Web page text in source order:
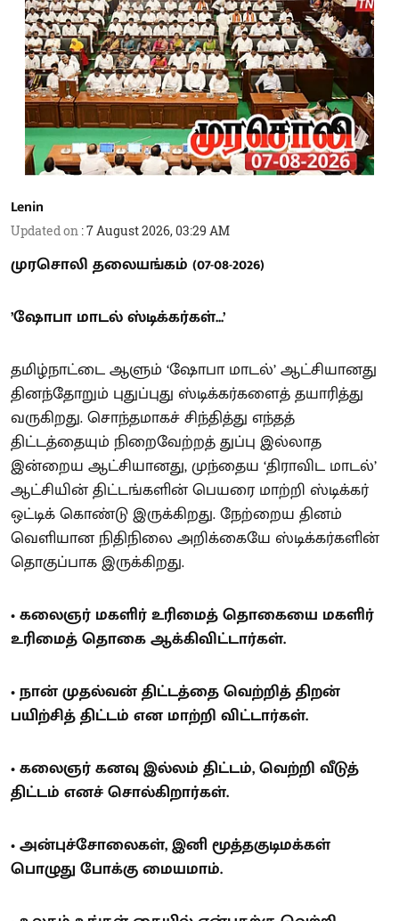
Lenin
Updated on :7 August 2026, 03:29 AM
முரசொலி தலையங்கம் (07-08-2026)
’ஷோபா மாடல் ஸ்டிக்கர்கள்...’
தமிழ்நாட்டை ஆளும் ‘ஷோபா மாடல்’ ஆட்சியானது
தினந்தோறும் புதுப்புது ஸ்டிக்கர்களைத் தயாரித்து
வருகிறது. சொந்தமாகச் சிந்தித்து எந்தத்
திட்டத்தையும் நிறைவேற்றத் துப்பு இல்லாத
இன்றைய ஆட்சியானது, முந்தைய ‘திராவிட மாடல்’
ஆட்சியின் திட்டங்களின் பெயரை மாற்றி ஸ்டிக்கர்
ஒட்டிக் கொண்டு இருக்கிறது. நேற்றைய தினம்
வெளியான நிதிநிலை அறிக்கையே ஸ்டிக்கர்களின்
தொகுப்பாக இருக்கிறது.
• கலைஞர் மகளிர் உரிமைத் தொகையை மகளிர்
உரிமைத் தொகை ஆக்கிவிட்டார்கள்.
• நான் முதல்வன் திட்டத்தை வெற்றித் திறன்
பயிற்சித் திட்டம் என மாற்றி விட்டார்கள்.
• கலைஞர் கனவு இல்லம் திட்டம், வெற்றி வீடுத்
திட்டம் எனச் சொல்கிறார்கள்.
• அன்புச்சோலைகள், இனி மூத்தகுடிமக்கள்
பொழுது போக்கு மையமாம்.